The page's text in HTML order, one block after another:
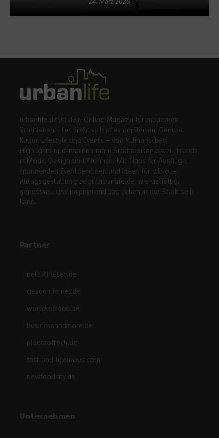
urbanlife.de ist dein Online-Magazin für modernes
Stadtleben. Hier dreht sich alles um Reisen, Genuss,
Kultur, Lifestyle und Events – von kulinarischen
Highlights und inspirierenden Städtereisen bis zu Trends
in Mode, Design und Wohnen. Mit Tipps für Ausflüge,
spannenden Eventberichten und Ideen für stilvolle
Alltagsgestaltung zeigt Urbanlife.de, wie vielfältig,
genussvoll und inspirierend das Leben in der Stadt sein
kann.
Partner
netzathleten.de
gesuendernet.de
worldsoffood.de
businessandmore.de
planetoftech.de
fast-and-luxurious.com
newfoodcity.de
Unternehmen